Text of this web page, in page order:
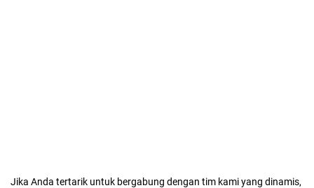
Jika Anda tertarik untuk bergabung dengan tim kami yang dinamis,